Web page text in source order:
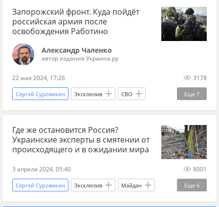
Александр "Варяг" Матюшин
Харьковская область Киев
Александр Сырский
Вооруженные силы Украины ВС РФ
Запорожский фронт. Куда пойдёт
российская армия после
освобождения Работино
Александр Чаленко
автор издания Украина.ру
22 мая 2024, 17:26 3178
Еще 7
Сергей Суровикин Эксклюзив СВО
Спецоперация Работино Мелитополь
Токмак Вооруженные силы Украины
Запорожье Александр Чаленко
Где же остановится Россия?
Украинские эксперты в смятении от
происходящего и в ожидании мира
3 апреля 2024, 05:40 8001
Еще 6
Сергей Суровикин Эксклюзив Майдан
Украина эксперты Россия